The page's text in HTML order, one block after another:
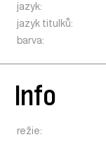
jazyk:
jazyk titulků:
barva:
Info
režie: